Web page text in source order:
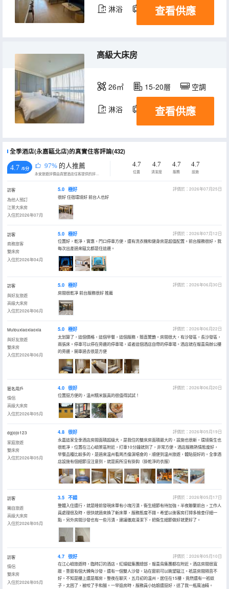
淋浴 電視機
查看供應
高級大床房
26㎡ 15-20層 空調
淋浴 電視機
查看供應
全季酒店(永嘉甌北店)的真實住客評論(432)
4.7 /5分 97% 的人推薦
永安旅遊評價由真實酒店住客提供的評價。
4.7
位置
4.7
清潔度
4.7
服務
4.7
設施
訪客
為他人預訂
江景大床房
入住於2026年07月
5.0 極好
評價於：2026年07月25日
很好 住宿環境好 前台人也好
訪客
商務旅客
雙床房
入住於2026年04月
5.0 極好
評價於：2026年07月12日
位置好，乾淨，實惠，門口停車方便，還有洗衣機和健身房是超值配置。前台服務很好，我
每次出差過來甌北都是住這邊。
訪客
與好友旅遊
高級大床房
入住於2026年06月
5.0 極好
評價於：2026年06月30日
房間很乾凈 前台服務很好 推薦
Mutouxiaoxiaoxia
與好友旅遊
雙床房
入住於2026年06月
5.0 極好
評價於：2026年06月22日
太划算了，這個價格，這個早餐，這個服務，簡直驚艷。房間很大，有沙發區，長沙發區，
兩張床。停車可以停在旁邊的停車場，或者這個酒店自帶的停車場。酒店就在報喜鳥辦公樓
的旁邊，開車過去很是方便
匿名用戶
情侶
高級大床房
入住於2026年05月
4.0 很好
評價於：2026年06月20日
位置挺方便的，温州糯米飯真的很值得試試！
dgjojo123
家庭旅遊
雙床房
入住於2026年05月
4.8 很好
評價於：2026年05月19日
永嘉這家全季酒店房間面積超級大，是我住的雙床房面積最大的，設施也很新，環境衞生也
很乾凈，位置在江心嶼景區附近，打車10分鐘就到了，非常方便。酒店服務熱情態度好，
早餐品種比較多的，是過來温州看周杰倫演唱會的，順便到温州旅遊，體貼挺好的。全季酒
店設施有個細節沒注意到，就是廁所沒有掛鈎（掛乾淨的衣服）
訪客
獨自旅遊
高級大床房
入住於2026年05月
3.5 不錯
評價於：2026年05月17日
整體入住還行，就是睡前發現床單有小塊污漬，衞生細節有待加強。半夜聯繫前台，工作人
員處理很及時，很快就過來換了新床單，服務態度不錯。希望以後客房打掃多檢查仔細一
點，另外房間沙發也有一些污漬，建議徹底清潔下，把衞生細節做好就更好了。
訪客
情侶
雙床房
入住於2026年05月
4.7 很好
評價於：2026年05月10日
在江心嶼旅遊時，臨時訂的酒店。紅蜻蜓集團總部，報喜鳥集團都在附近。酒店房間很寬
敞，靠窗有個大轉角沙發，還有一個雙人沙發，站在窗前可以眺望甌江。衹是房間隔音不
好。不知是樓上還是鄰房，整夜在聊天，五月初的温州，居住在15樓，竟然還有一衹蚊
子，太困了，被咬了手和腿。一早退房時，服務員小姑娘還挺好，送了我一瓶風油精。